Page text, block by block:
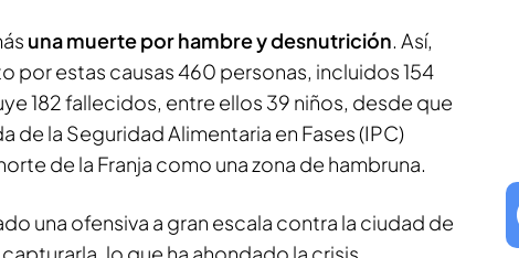
una muerte por hambre y desnutrición. Así,
por estas causas 460 personas, incluidos 154
182 fallecidos, entre ellos 39 niños, desde que
de la Seguridad Alimentaria en Fases (IPC)
de la Franja como una zona de hambruna.
una ofensiva a gran escala contra la ciudad de